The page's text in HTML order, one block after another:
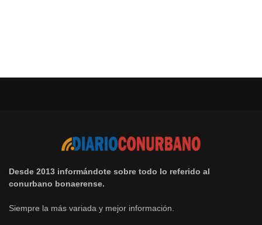
Desde 2013 informándote sobre todo lo referido al
conurbano bonaerense.
Siempre la más variada y mejor información.